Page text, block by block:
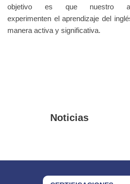
objetivo es que nuestro
experimenten el aprendizaje del
manera activa y significativa.
Noticias